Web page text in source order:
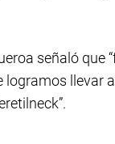
señaló que
logramos llevar